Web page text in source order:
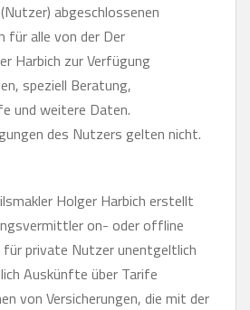
abgeschlossenen
für alle von der Der
Harbich zur Verfügung
speziell Beratung,
und weitere Daten.
des Nutzers gelten nicht.
Holger Harbich erstellt
on- oder offline
für private Nutzer unentgeltlich
Auskünfte über Tarife
von Versicherungen, die mit der